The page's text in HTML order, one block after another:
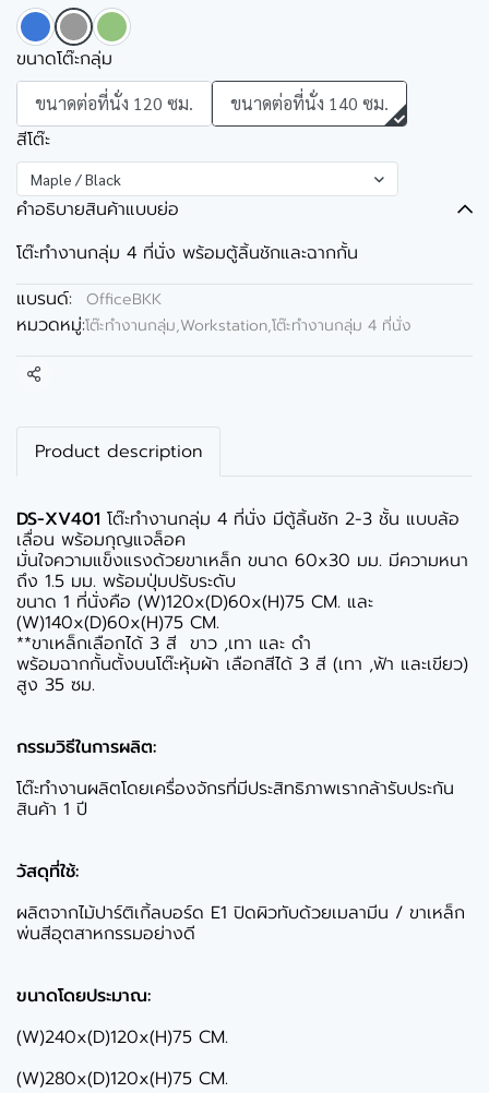
ขนาดโต๊ะกลุ่ม
ขนาดต่อที่นั่ง 120 ซม. ขนาดต่อที่นั่ง 140 ซม.
สีโต๊ะ
Maple / Black
คำอธิบายสินค้าแบบย่อ
โต๊ะทำงานกลุ่ม 4 ที่นั่ง พร้อมตู้ลิ้นชักและฉากกั้น
แบรนด์:
OfficeBKK
หมวดหมู่:โต๊ะทำงานกลุ่ม,Workstation,โต๊ะทำงานกลุ่ม 4 ที่นั่ง
แชร์
Product description
DS-XV401 โต๊ะทำงานกลุ่ม 4 ที่นั่ง มีตู้ลิ้นชัก 2-3 ชั้น แบบล้อ
เลื่อน พร้อมกุญแจล็อค
มั่นใจความแข็งแรงด้วยขาเหล็ก ขนาด 60x30 มม. มีความหนา
ถึง 1.5 มม. พร้อมปุ่มปรับระดับ
ขนาด 1 ที่นั่งคือ (W)120x(D)60x(H)75 CM. และ
(W)140x(D)60x(H)75 CM.
**ขาเหล็กเลือกได้ 3 สี ขาว ,เทา และ ดำ
พร้อมฉากกั้นตั้งบนโต๊ะหุ้มผ้า เลือกสีได้ 3 สี (เทา ,ฟ้า และเขียว)
สูง 35 ซม.
กรรมวิธีในการผลิต:
โต๊ะทำงานผลิตโดยเครื่องจักรที่มีประสิทธิภาพเรากล้ารับประกัน
สินค้า 1 ปี
วัสดุที่ใช้:
ผลิตจากไม้ปาร์ติเกิ้ลบอร์ด E1 ปิดผิวทับด้วยเมลามีน / ขาเหล็ก
พ่นสีอุตสาหกรรมอย่างดี
ขนาดโดยประมาณ:
(W)240x(D)120x(H)75 CM.
(W)280x(D)120x(H)75 CM.